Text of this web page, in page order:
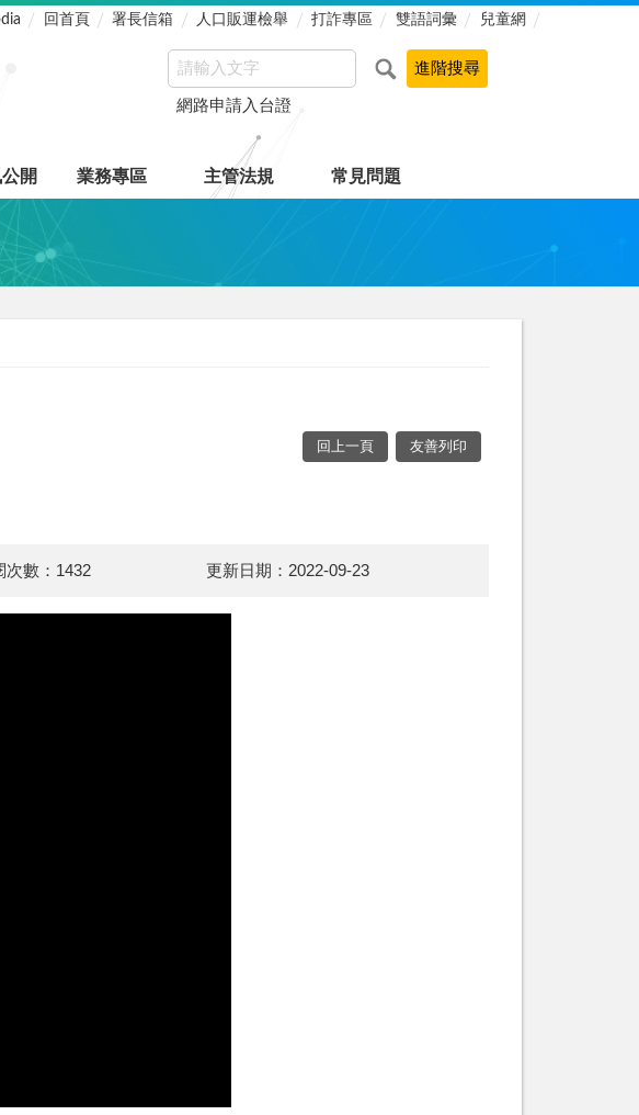
回首頁 署長信箱 人口販運檢舉 打詐專區 雙語詞彙 兒童網
網路申請入台證
開 業務專區 主管法規 常見問題
回上一頁 友善列印
次數：1432 更新日期：2022-09-23